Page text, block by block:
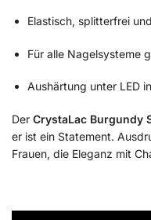
Elastisch, splitterfrei
Für alle Nagelsysteme
Aushärtung unter LED
Der CrystaLac Burgundy
er ist ein Statement.
Frauen, die Eleganz mit